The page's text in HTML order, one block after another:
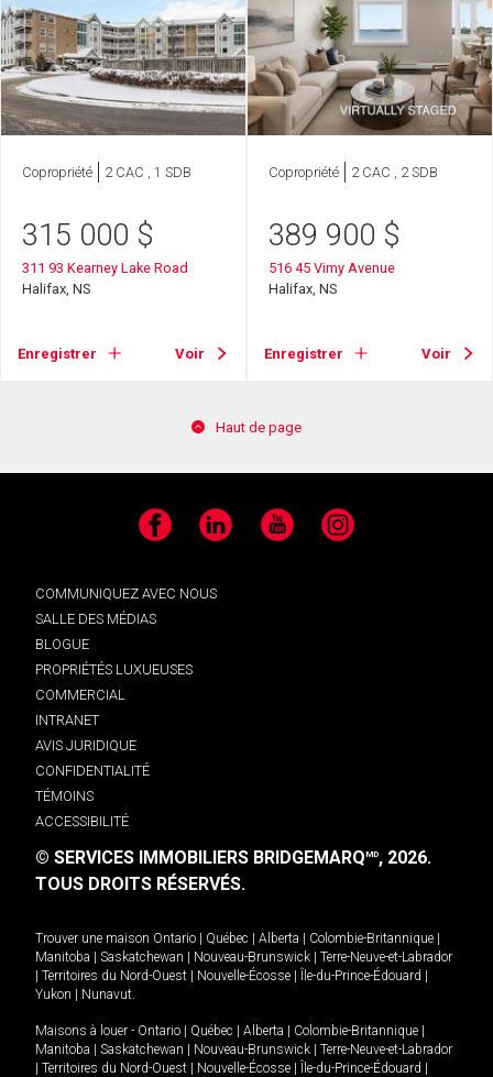
Copropriété 2 CAC , 1 SDB
315 000 $
311 93 Kearney Lake Road
Halifax, NS
Enregistrer Voir
Copropriété 2 CAC , 2 SDB
389 900 $
516 45 Vimy Avenue
Halifax, NS
Enregistrer Voir
Haut de page
Facebook LinkedIn YouTube Instagram
COMMUNIQUEZ AVEC NOUS
SALLE DES MÉDIAS
BLOGUE
PROPRIÉTÉS LUXUEUSES
COMMERCIAL
INTRANET
AVIS JURIDIQUE
CONFIDENTIALITÉ
TÉMOINS
ACCESSIBILITÉ
© SERVICES IMMOBILIERS BRIDGEMARQMD, 2026.
TOUS DROITS RÉSERVÉS.
Trouver une maison Ontario Québec Alberta Colombie-Britannique
Manitoba
Saskatchewan Nouveau-Brunswick
Terre-Neuve-et-Labrador
Territoires du Nord-Ouest Nouvelle-Écosse Île-du-Prince-Édouard
Yukon
Nunavut.
Maisons à louer - Ontario Québec Alberta Colombie-Britannique
Manitoba
Saskatchewan Nouveau-Brunswick
Terre-Neuve-et-Labrador
Territoires du Nord-Ouest Nouvelle-Écosse Île-du-Prince-Édouard